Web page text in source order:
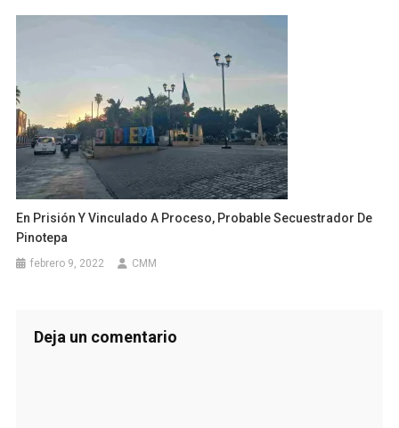
En Prisión Y Vinculado A Proceso, Probable Secuestrador De
Pinotepa
febrero 9, 2022 CMM
Deja un comentario